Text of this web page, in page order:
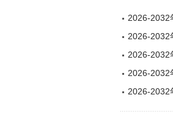
2026-2032
2026-2032
2026-2032
2026-2032
2026-2032